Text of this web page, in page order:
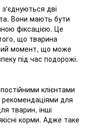
з'єднуються дві
Вони мають бути
фіксацією. Це
що тварина
момент, що може
під час подорожі.
клієнтами
рекомендаціями для
тварин, інші
корми. Адже таке